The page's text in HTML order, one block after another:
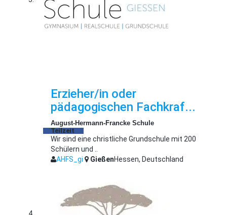
Erzieher/in oder
pädagogischen Fachkraf...
August-Hermann-Francke Schule
Teilzeit
Wir sind eine christliche Grundschule mit 200
Schülern und ..
AHFS_gi
GießenHessen, Deutschland